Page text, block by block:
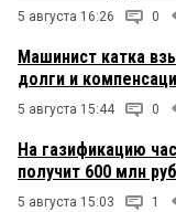
5 августа 16:26 0
Машинист катка
долги и
5 августа 15:44 0
На газификацию
получит 600 млн
5 августа 15:03 1